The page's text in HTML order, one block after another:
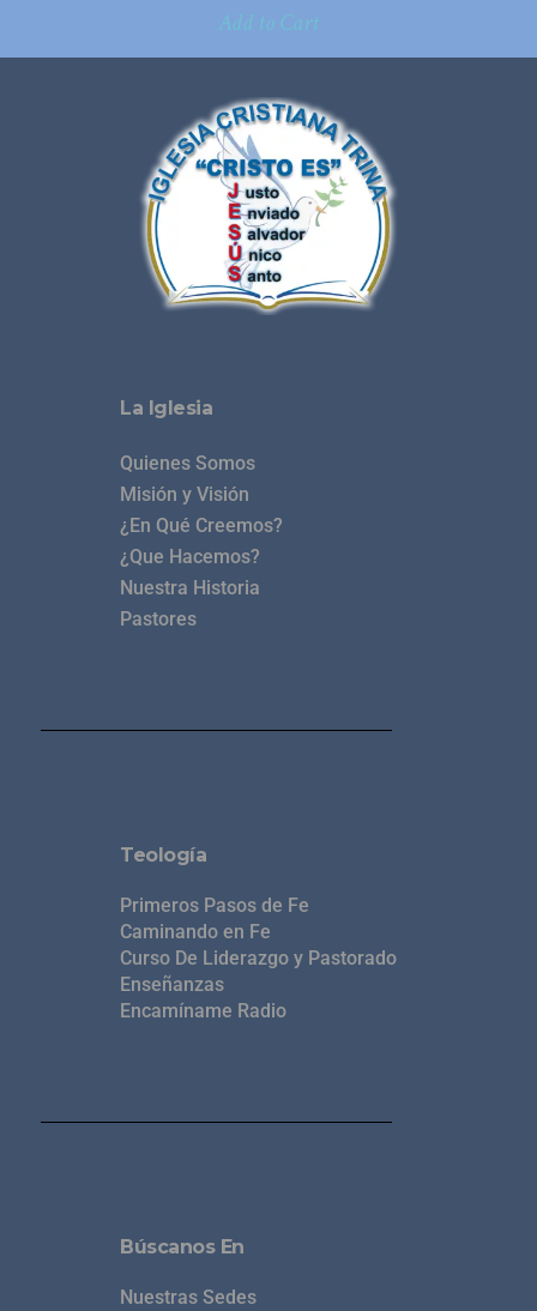
Add to Cart
La Iglesia
Quienes Somos
Misión y Visión
¿En Qué Creemos?
¿Que Hacemos?
Nuestra Historia
Pastores
Teología
Primeros Pasos de Fe
Caminando en Fe
Curso De Liderazgo y Pastorado
Enseñanzas
Encamíname Radio
Búscanos En
Nuestras Sedes